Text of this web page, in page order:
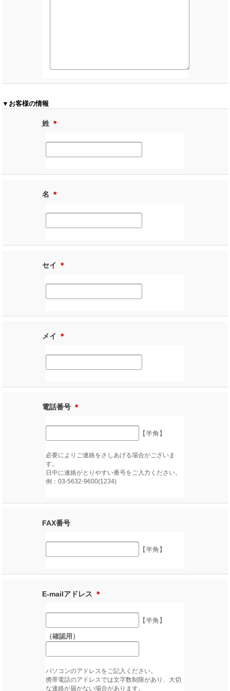
▼お客様の情報
姓 ＊
名 ＊
セイ ＊
メイ ＊
電話番号 ＊
【半角】
必要によりご連絡をさしあげる場合がございま
す。
日中に連絡がとりやすい番号をご入力ください。
例：03-5632-9600(1234)
FAX番号
【半角】
E-mailアドレス ＊
【半角】
（確認用）
パソコンのアドレスをご記入ください。
携帯電話のアドレスでは文字数制限があり、大切
な連絡が届かない場合があります。